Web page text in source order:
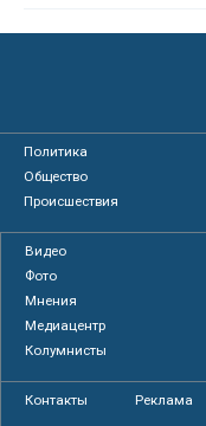
Политика
Общество
Происшествия
Видео
Фото
Мнения
Медиацентр
Колумнисты
Контакты Реклама